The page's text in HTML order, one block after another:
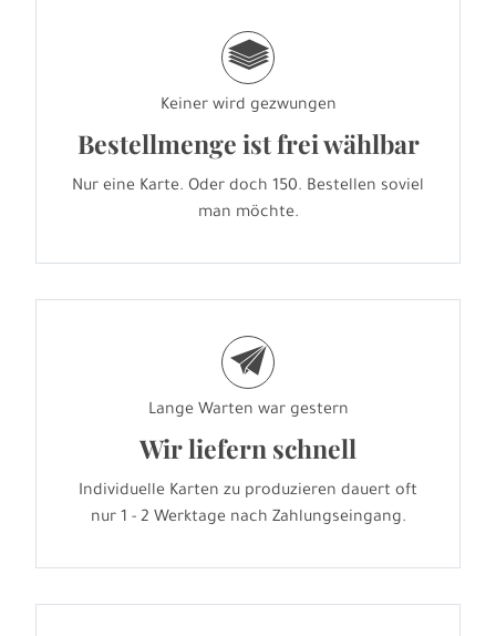
g
Keiner wird gezwungen
Bestellmenge ist frei wählbar
Nur eine Karte. Oder doch 150. Bestellen soviel
man möchte.
e
Lange Warten war gestern
Wir liefern schnell
Individuelle Karten zu produzieren dauert oft
nur 1 - 2 Werktage nach Zahlungseingang.